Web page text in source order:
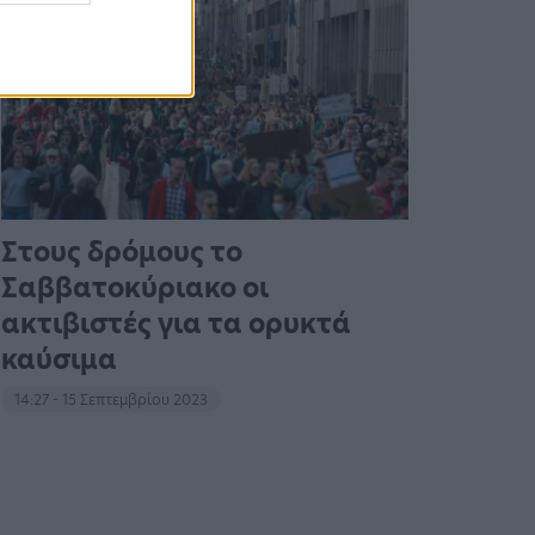
Στους δρόμους το
Σαββατοκύριακο οι
ακτιβιστές για τα ορυκτά
καύσιμα
14:27 - 15 Σεπτεμβρίου 2023